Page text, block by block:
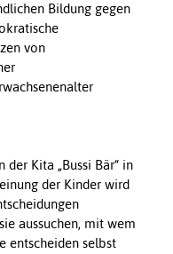
Bildung gegen
von
Kita „Bussi Bär“ in
der Kinder wird
aussuchen, mit wem
entscheiden selbst